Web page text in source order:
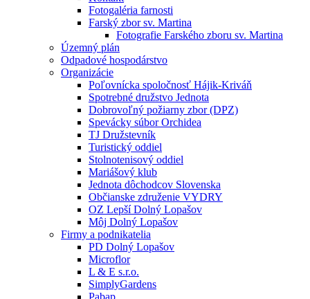
Fotogaléria farnosti
Farský zbor sv. Martina
Fotografie Farského zboru sv. Martina
Územný plán
Odpadové hospodárstvo
Organizácie
Poľovnícka spoločnosť Hájik-Kriváň
Spotrebné družstvo Jednota
Dobrovoľný požiarny zbor (DPZ)
Spevácky súbor Orchidea
TJ Družstevník
Turistický oddiel
Stolnotenisový oddiel
Mariášový klub
Jednota dôchodcov Slovenska
Občianske združenie VYDRY
OZ Lepší Dolný Lopašov
Môj Dolný Lopašov
Firmy a podnikatelia
PD Dolný Lopašov
Microflor
L & E s.r.o.
SimplyGardens
Pabap